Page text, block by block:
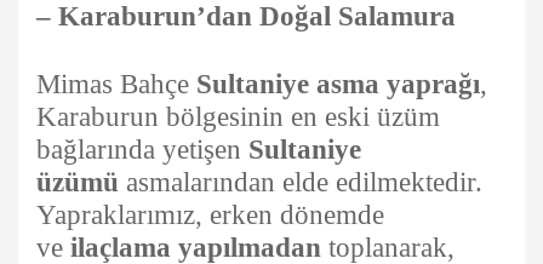
– Karaburun’dan Doğal Salamura
Mimas Bahçe Sultaniye asma yaprağı,
Karaburun bölgesinin en eski üzüm
bağlarında yetişen Sultaniye
üzümü asmalarından elde edilmektedir.
Yapraklarımız, erken dönemde
ve ilaçlama yapılmadan toplanarak,